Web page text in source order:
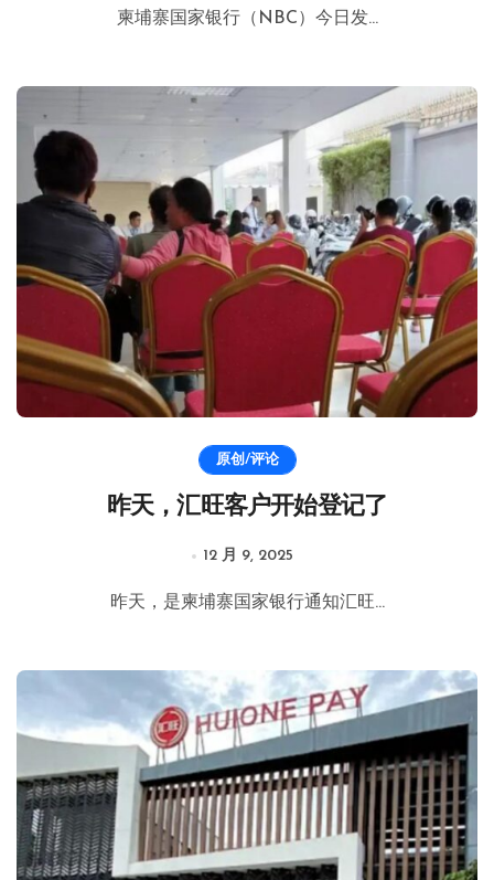
柬埔寨国家银行（NBC）今日发...
原创/评论
昨天，汇旺客户开始登记了
12 月 9, 2025
昨天，是柬埔寨国家银行通知汇旺...